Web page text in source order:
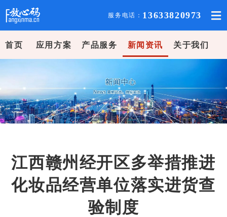
服务电话： 13633820973
首页 应用方案 产品服务 新闻资讯 关于我们
江西赣州经开区多举措推进
化妆品经营单位落实进货查
验制度